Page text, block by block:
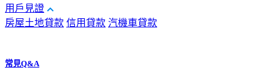
用戶見證
房屋土地貸款 信用貸款 汽機車貸款
常見Q&A